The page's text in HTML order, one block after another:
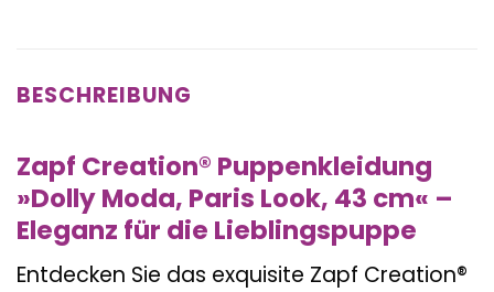
BESCHREIBUNG
Zapf Creation® Puppenkleidung
»Dolly Moda, Paris Look, 43 cm« –
Eleganz für die Lieblingspuppe
Entdecken Sie das exquisite Zapf Creation®